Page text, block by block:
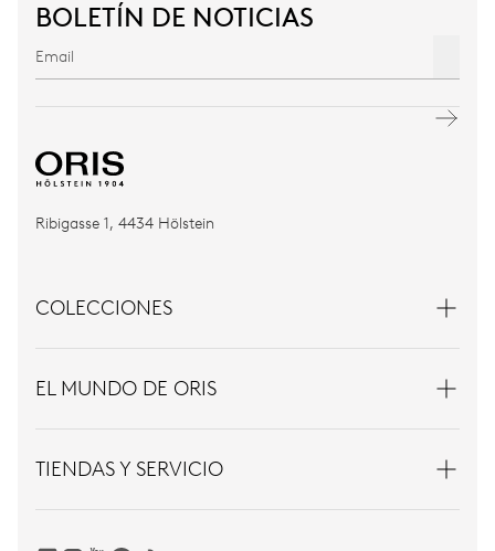
BOLETÍN DE NOTICIAS
Ribigasse 1, 4434 Hölstein
COLECCIONES
EL MUNDO DE ORIS
TIENDAS Y SERVICIO